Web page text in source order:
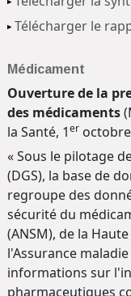
Télécharger le
Médicament
Ouverture de la
des médicaments
la Santé, 1er
« Sous le pilotage
(DGS), la base de
regroupe des
sécurité du
(ANSM), de la
l'Assurance
informations sur
pharmaceutiques